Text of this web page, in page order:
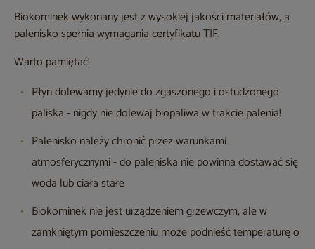
Biokominek wykonany jest z wysokiej jakości materiałów, a
palenisko spełnia wymagania certyfikatu TIF.
Warto pamiętać!
Płyn dolewamy jedynie do zgaszonego i ostudzonego
paliska - nigdy nie dolewaj biopaliwa w trakcie palenia!
Palenisko należy chronić przez warunkami
atmosferycznymi - do paleniska nie powinna dostawać się
woda lub ciała stałe
Biokominek nie jest urządzeniem grzewczym, ale w
zamkniętym pomieszczeniu może podnieść temperaturę o